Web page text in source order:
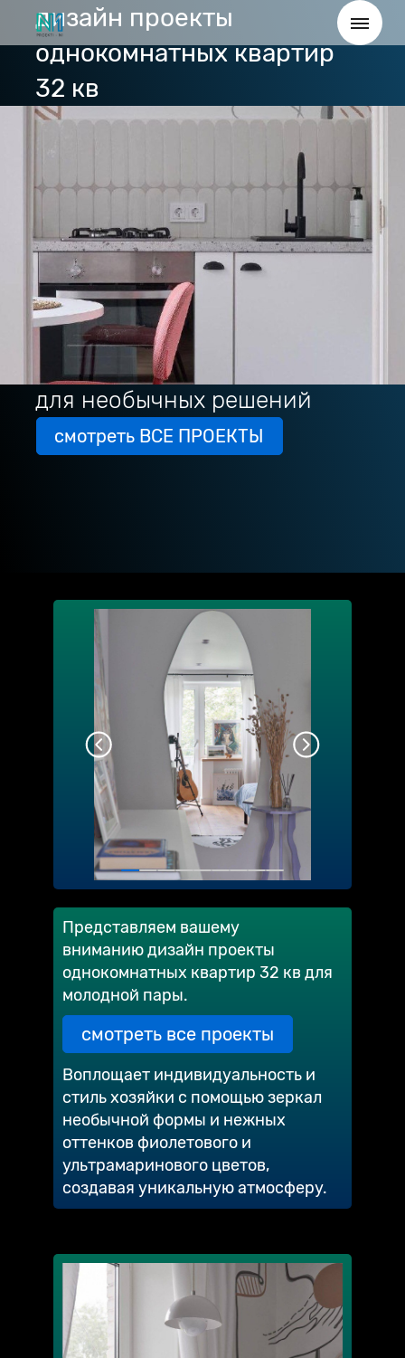
дизайн проекты
однокомнатных квартир
32 кв
для необычных решений
смотреть ВСЕ ПРОЕКТЫ
Представляем вашему
вниманию дизайн проекты
однокомнатных квартир 32 кв для
молодной пары.
смотреть все проекты
Воплощает индивидуальность и
стиль хозяйки с помощью зеркал
необычной формы и нежных
оттенков фиолетового и
ультрамаринового цветов,
создавая уникальную атмосферу.